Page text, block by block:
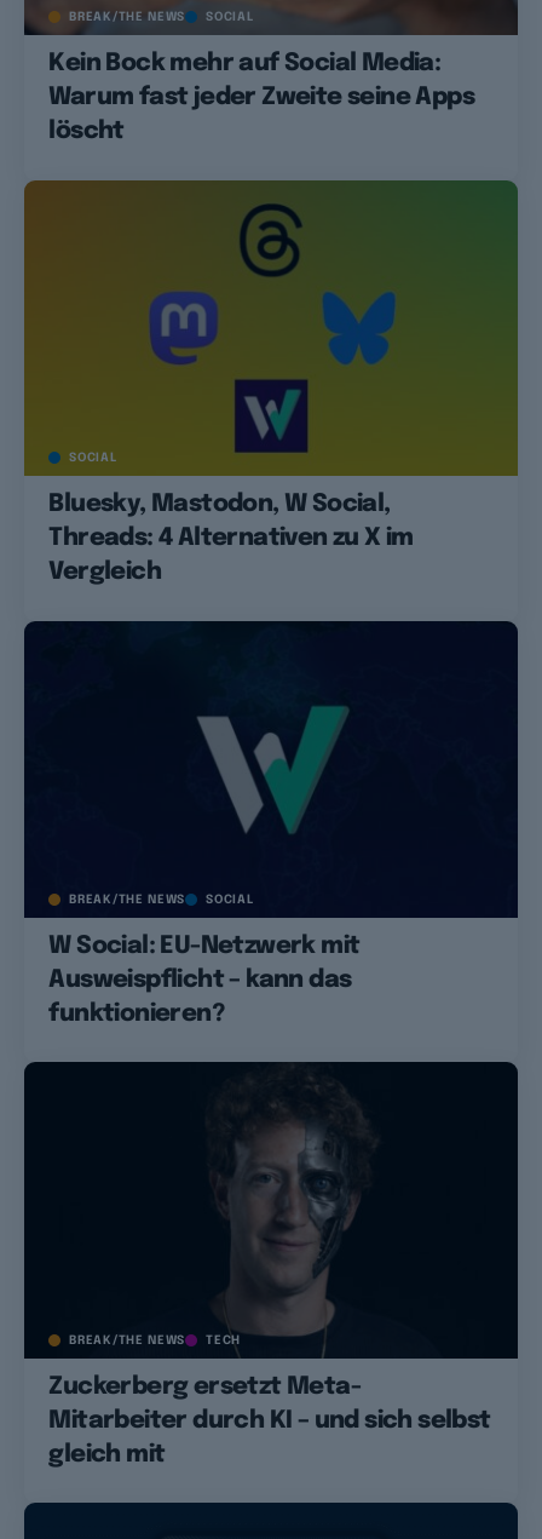
BREAK/THE NEWS SOCIAL
Kein Bock mehr auf Social Media:
Warum fast jeder Zweite seine Apps
löscht
SOCIAL
Bluesky, Mastodon, W Social,
Threads: 4 Alternativen zu X im
Vergleich
BREAK/THE NEWS SOCIAL
W Social: EU-Netzwerk mit
Ausweispflicht – kann das
funktionieren?
BREAK/THE NEWS TECH
Zuckerberg ersetzt Meta-
Mitarbeiter durch KI – und sich selbst
gleich mit